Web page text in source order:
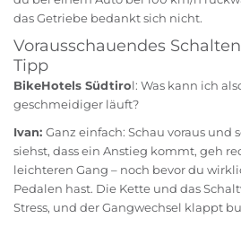
das Getriebe bedankt sich nicht.
Vorausschauendes
Tipp
BikeHotels Südtirol: Was kann ich
geschmeidiger läuft?
Ivan: Ganz einfach: Schau voraus und
siehst, dass ein Anstieg kommt, geh
leichteren Gang – noch bevor du
Pedalen hast. Die Kette und das
Stress, und der Gangwechsel klappt